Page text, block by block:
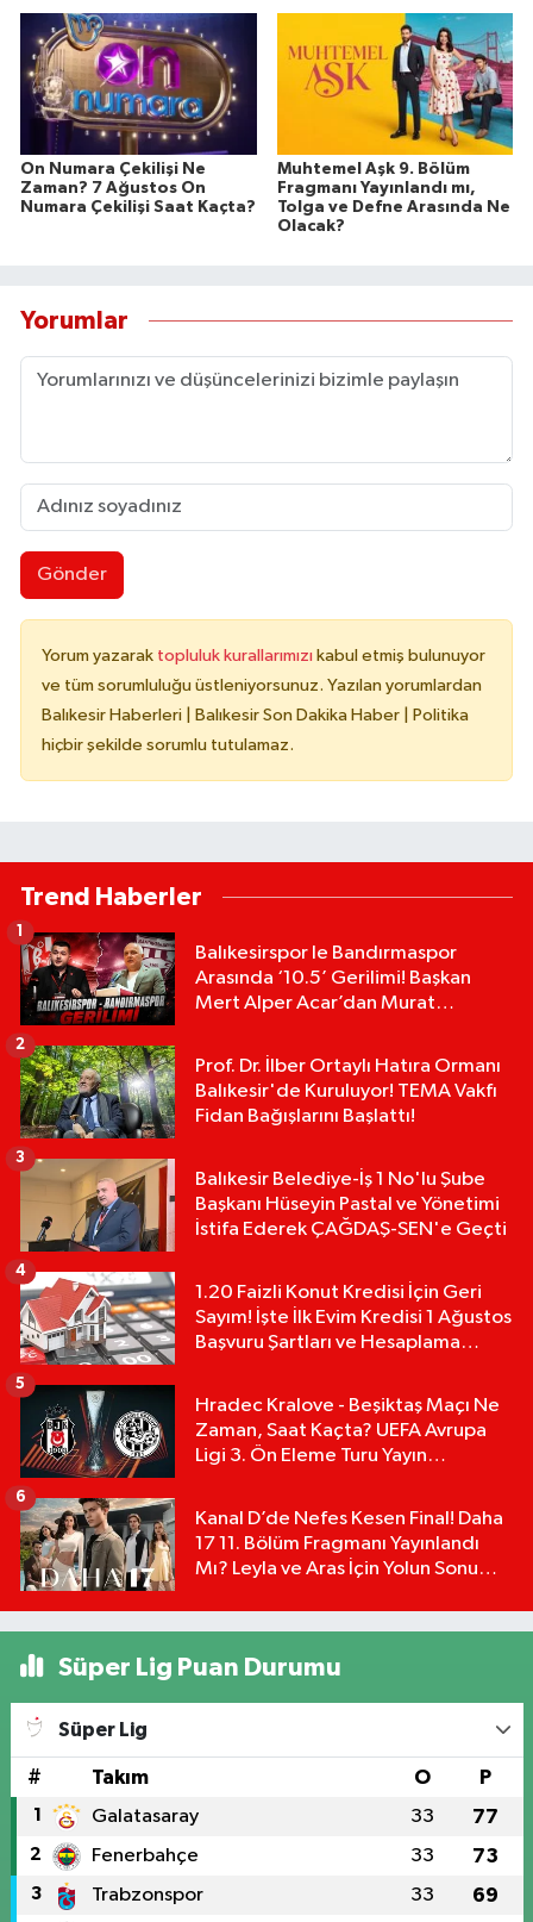
On Numara Çekilişi Ne
Zaman? 7 Ağustos On
Numara Çekilişi Saat Kaçta?
Muhtemel Aşk 9. Bölüm
Fragmanı Yayınlandı mı,
Tolga ve Defne Arasında Ne
Olacak?
Yorumlar
Gönder
Yorum yazarak topluluk kurallarımızı kabul etmiş bulunuyor
ve tüm sorumluluğu üstleniyorsunuz. Yazılan yorumlardan
Balıkesir Haberleri | Balıkesir Son Dakika Haber | Politika
hiçbir şekilde sorumlu tutulamaz.
Trend Haberler
Balıkesirspor le Bandırmaspor
Arasında ‘10.5’ Gerilimi! Başkan
Mert Alper Acar’dan Murat
1
Prof. Dr. İlber Ortaylı Hatıra Ormanı
Balıkesir'de Kuruluyor! TEMA Vakfı
Fidan Bağışlarını Başlattı!
2
Balıkesir Belediye-İş 1 No'lu Şube
Başkanı Hüseyin Pastal ve Yönetimi
İstifa Ederek ÇAĞDAŞ-SEN'e Geçti
3
1.20 Faizli Konut Kredisi İçin Geri
Sayım! İşte İlk Evim Kredisi 1 Ağustos
Başvuru Şartları ve Hesaplama
4
Hradec Kralove - Beşiktaş Maçı Ne
Zaman, Saat Kaçta? UEFA Avrupa
Ligi 3. Ön Eleme Turu Yayın
5
Kanal D’de Nefes Kesen Final! Daha
17 11. Bölüm Fragmanı Yayınlandı
Mı? Leyla ve Aras İçin Yolun Sonu
6
Süper Lig Puan Durumu
Süper Lig
# Takım O P
1 Galatasaray 33 77
2 Fenerbahçe 33 73
3 Trabzonspor 33 69